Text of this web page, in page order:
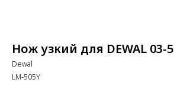
Нож узкий для DEWAL 03-
Dewal
LM-505Y